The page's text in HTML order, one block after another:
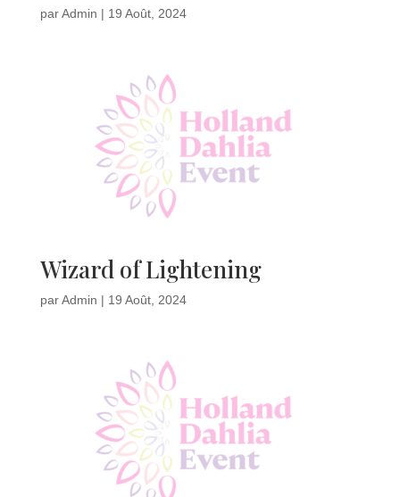
parAdmin | 19 Août, 2024
Wizard of Lightening
parAdmin | 19 Août, 2024